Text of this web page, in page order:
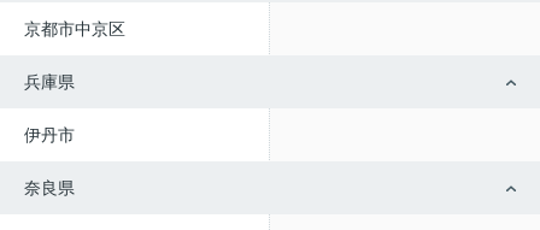
京都市中京区
兵庫県
伊丹市
奈良県